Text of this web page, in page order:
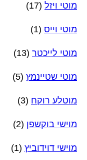
מוטי ויזל (17)
מוטי וייס (1)
מוטי לייכטר (13)
מוטי שטיינמץ (5)
מוטלע רוקח (3)
מוישי בוקשפן (2)
מוישי דוידוביץ (1)